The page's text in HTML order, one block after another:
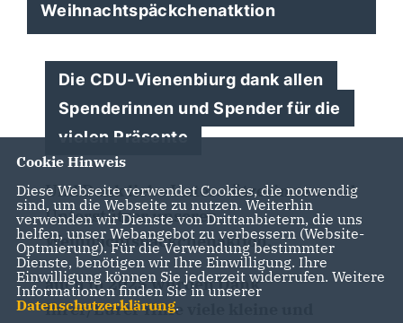
Weihnachtspäckchenatktion
Die CDU-Vienenbiurg dank allen
Spenderinnen und Spender für die
vielen Präsente
Und Dank liebe Unterstützerinnen und
Unterstützer unserer
Weihnachtspäckchenaktion,
auch in 2025 wurden Dank
Ihrer/Eurer Hilfe viele kleine und
Cookie Hinweis
Diese Webseite verwendet Cookies, die notwendig
sind, um die Webseite zu nutzen. Weiterhin
verwenden wir Dienste von Drittanbietern, die uns
helfen, unser Webangebot zu verbessern (Website-
Optmierung). Für die Verwendung bestimmter
Dienste, benötigen wir Ihre Einwilligung. Ihre
Einwilligung können Sie jederzeit widerrufen. Weitere
Informationen finden Sie in unserer
Datenschutzerklärung.